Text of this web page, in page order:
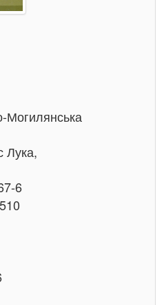
Могилянська
Лука,
6
510